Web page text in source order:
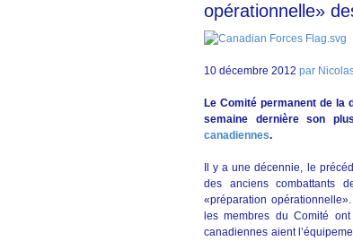
opérationnelle»
10 décembre 2012 par
Le Comité permanent de la
semaine dernière son
canadiennes.
Il y a une décennie, le
des anciens combattants
«préparation
les membres du Comité
canadiennes aient